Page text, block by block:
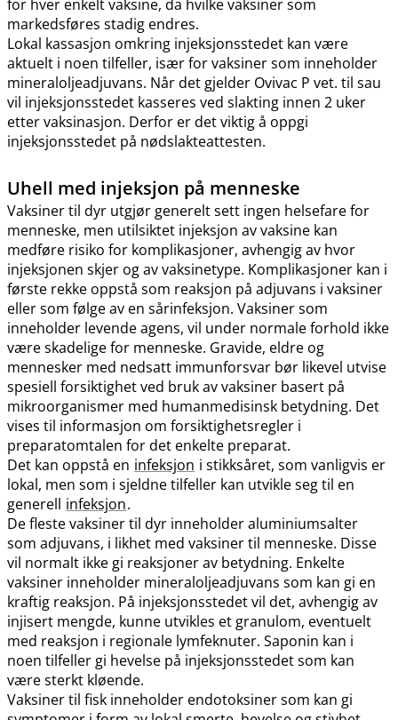
for hver enkelt vaksine, da hvilke vaksiner som
markedsføres stadig endres.
Lokal kassasjon omkring injeksjonsstedet kan være
aktuelt i noen tilfeller, især for vaksiner som inneholder
mineraloljeadjuvans. Når det gjelder Ovivac P vet. til sau
vil injeksjonsstedet kasseres ved slakting innen 2 uker
etter vaksinasjon. Derfor er det viktig å oppgi
injeksjonsstedet på nødslakteattesten.
Uhell med injeksjon på menneske
Vaksiner til dyr utgjør generelt sett ingen helsefare for
menneske, men utilsiktet injeksjon av vaksine kan
medføre risiko for komplikasjoner, avhengig av hvor
injeksjonen skjer og av vaksinetype. Komplikasjoner kan i
første rekke oppstå som reaksjon på adjuvans i vaksiner
eller som følge av en sårinfeksjon. Vaksiner som
inneholder levende agens, vil under normale forhold ikke
være skadelige for menneske. Gravide, eldre og
mennesker med nedsatt immunforsvar bør likevel utvise
spesiell forsiktighet ved bruk av vaksiner basert på
mikroorganismer med humanmedisinsk betydning. Det
vises til informasjon om forsiktighetsregler i
preparatomtalen for det enkelte preparat.
Det kan oppstå en infeksjon i stikksåret, som vanligvis er
lokal, men som i sjeldne tilfeller kan utvikle seg til en
generell infeksjon.
De fleste vaksiner til dyr inneholder aluminiumsalter
som adjuvans, i likhet med vaksiner til menneske. Disse
vil normalt ikke gi reaksjoner av betydning. Enkelte
vaksiner inneholder mineraloljeadjuvans som kan gi en
kraftig reaksjon. På injeksjonsstedet vil det, avhengig av
injisert mengde, kunne utvikles et granulom, eventuelt
med reaksjon i regionale lymfeknuter. Saponin kan i
noen tilfeller gi hevelse på injeksjonsstedet som kan
være sterkt kløende.
Vaksiner til fisk inneholder endotoksiner som kan gi